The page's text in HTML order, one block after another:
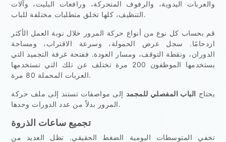
والعربات اليدوية، والرفوف المتحركة، ورافعات البليت، وآلات
التنظيف، كلها تخلق متطلبات مختلفة للباب.
قم بحساب كل نوع من أنواع حركة المرور خلال نوبة العمل الأكثر
ازدحامًا. سجل عرض الحمولة، وسرعة الاقتراب، ومساحة
الدوران، ونقطة التوقف، ومسار العودة. ففتحة غرفة التجميد التي
يستخدمها الموظفون 200 مرة تختلف عن تلك التي تستخدمها
العربات المحملة 80 مرة.
يحتاج الباب المفصلي للمجمد إلى مواصفات تستند إلى ملف حركة
المرور بدلاً من عدد الدورات وحدها.
تجميع ساعات الذروة
تخفي المتوسطات اليومية الضغط الحقيقي. تظل العديد من